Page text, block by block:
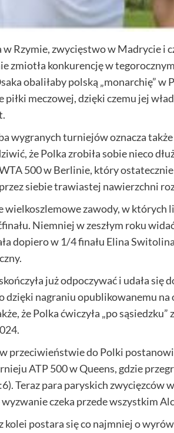
w Rzymie, zwycięstwo w Madrycie i
zmiotła konkurencję w
obaliłaby polską „monarchię” w
piłki meczowej, dzięki czemu jej
wygranych turniejów oznacza
że Polka zrobiła sobie nieco
500 w Berlinie, który ostatecznie
siebie trawiastej nawierzchni
wielkoszlemowe zawody, w których
Niemniej w zeszłym roku
dopiero w 1/4 finału Elina
już odpoczywać i udała
dzięki nagraniu opublikowanemu
że Polka ćwiczyła „po
przeciwieństwie do Polki
ATP 500 w Queens, gdzie
Teraz para paryskich
czeka przede wszystkim
kolei postara się co najmniej o